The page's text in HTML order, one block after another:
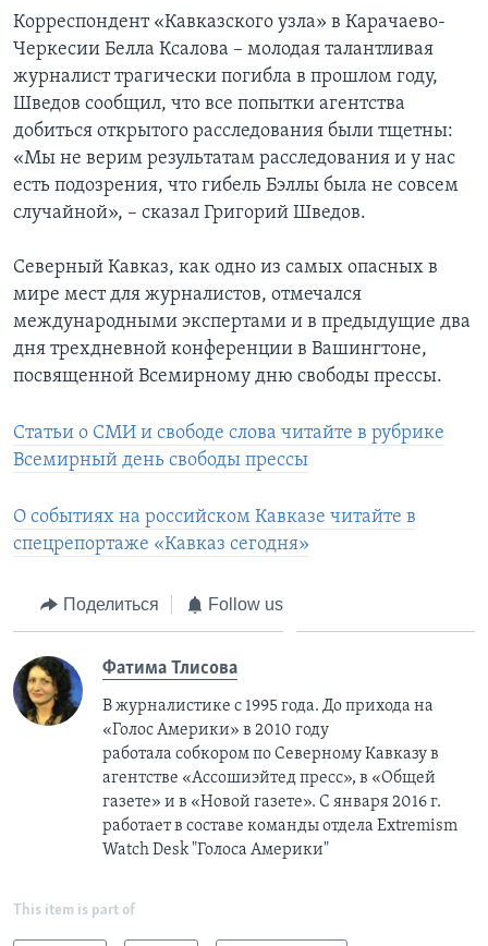
Корреспондент «Кавказского узла» в Карачаево-
Черкесии Белла Ксалова – молодая талантливая
журналист трагически погибла в прошлом году,
Шведов сообщил, что все попытки агентства
добиться открытого расследования были тщетны:
«Мы не верим результатам расследования и у нас
есть подозрения, что гибель Бэллы была не совсем
случайной», – сказал Григорий Шведов.
Северный Кавказ, как одно из самых опасных в
мире мест для журналистов, отмечался
международными экспертами и в предыдущие два
дня трехдневной конференции в Вашингтоне,
посвященной Всемирному дню свободы прессы.
Статьи о СМИ и свободе слова читайте в рубрике
Всемирный день свободы прессы
О событиях на российском Кавказе читайте в
спецрепортаже «Кавказ сегодня»
Поделиться Follow us
Фатима Тлисовa
В журналистике с 1995 года. До прихода на
«Голос Америки» в 2010 году
работала собкором по Северному Кавказу в
агентстве «Ассошиэйтед пресс», в «Общей
газете» и в «Новой газете». С января 2016 г.
работает в составе команды отдела Extremism
Watch Desk "Голоса Америки"
This item is part of